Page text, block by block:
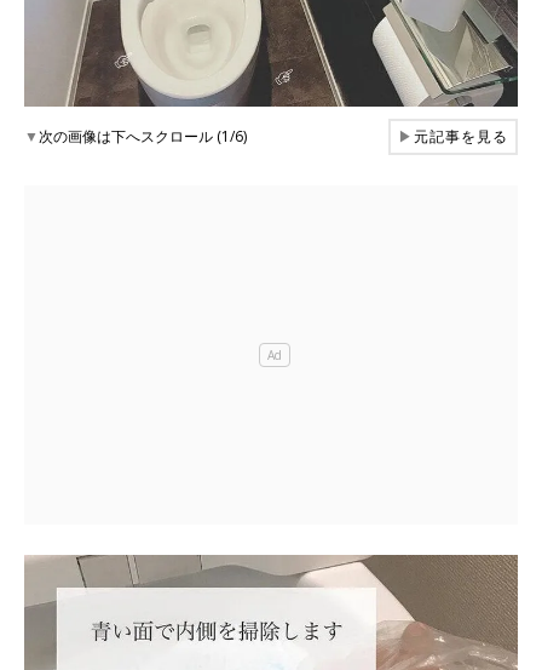
▼次の画像は下へスクロール (1/6) ▶元記事を見る